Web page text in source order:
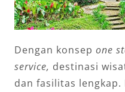
Dengan konsep one
service, destinasi
dan fasilitas